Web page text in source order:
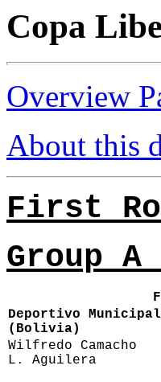
Copa
Overview
About this
First
Group
Deportivo Municipal
(Bolivia)
Wilfredo Camacho
L. Aguilera